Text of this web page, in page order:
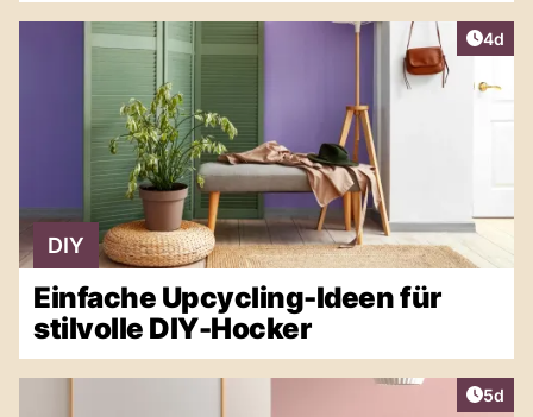
4d
DIY
Einfache Upcycling-Ideen für
stilvolle DIY-Hocker
5d